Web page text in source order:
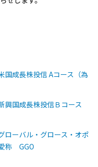
国成長株投信 Aコース（為
興国成長株投信Ｂコース
ローバル・グロース・オポ
称 GGO